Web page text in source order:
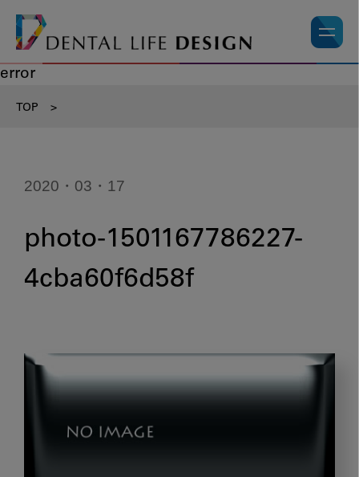
error
TOP >
2020・03・17
photo-1501167786227-
4cba60f6d58f